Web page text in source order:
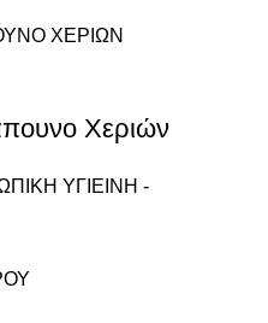
Χεριών
ΥΓΙΕΙΝΗ -